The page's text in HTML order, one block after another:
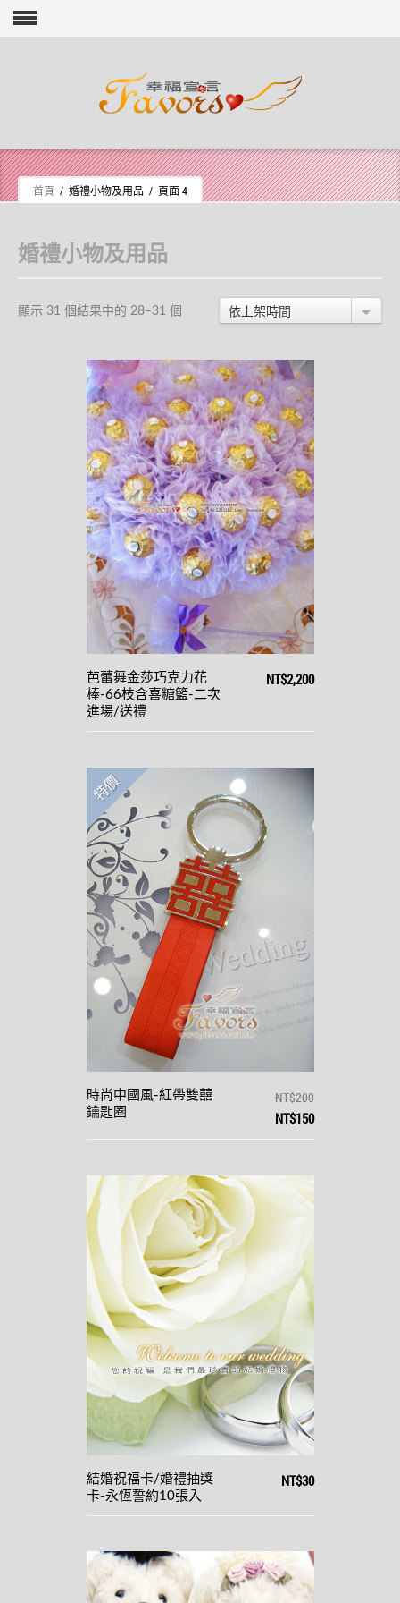
Skip to content
首頁 / 婚禮小物及用品 / 頁面 4
婚禮小物及用品
顯示 31 個結果中的 28–31 個 依上架時間
芭蕾舞金莎巧克力花
棒-66枝含喜糖籃-二次
進場/送禮
NT$2,200
時尚中國風-紅帶雙囍
鑰匙圈
NT$200
NT$150
特價
結婚祝福卡/婚禮抽獎
卡-永恆誓約10張入
NT$30